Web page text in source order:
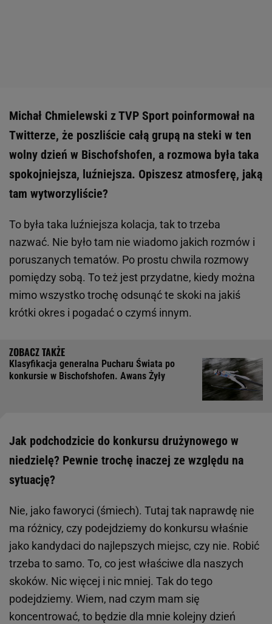
Michał Chmielewski z TVP Sport poinformował na
Twitterze, że poszliście całą grupą na steki w ten
wolny dzień w Bischofshofen, a rozmowa była taka
spokojniejsza, luźniejsza. Opiszesz atmosferę, jaką
tam wytworzyliście?
To była taka luźniejsza kolacja, tak to trzeba
nazwać. Nie było tam nie wiadomo jakich rozmów i
poruszanych tematów. Po prostu chwila rozmowy
pomiędzy sobą. To też jest przydatne, kiedy można
mimo wszystko trochę odsunąć te skoki na jakiś
krótki okres i pogadać o czymś innym.
Klasyfikacja generalna Pucharu Świata po
konkursie w Bischofshofen. Awans Żyły
Jak podchodzicie do konkursu drużynowego w
niedzielę? Pewnie trochę inaczej ze względu na
sytuację?
Nie, jako faworyci (śmiech). Tutaj tak naprawdę nie
ma różnicy, czy podejdziemy do konkursu właśnie
jako kandydaci do najlepszych miejsc, czy nie. Robić
trzeba to samo. To, co jest właściwe dla naszych
skoków. Nic więcej i nic mniej. Tak do tego
podejdziemy. Wiem, nad czym mam się
koncentrować, to będzie dla mnie kolejny dzień